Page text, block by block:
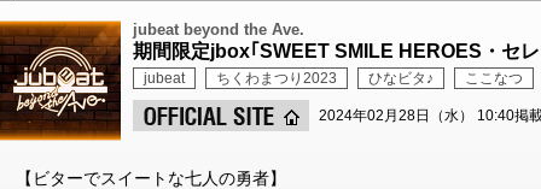
jubeat beyond the Ave.
期間限定jbox｢SWEET SMILE HEROES・セ
jubeat ちくわまつり2023 ひなビタ♪ ここなつ
2024年02月28日（水） 10:40掲
【ビターでスイートな七人の勇者】